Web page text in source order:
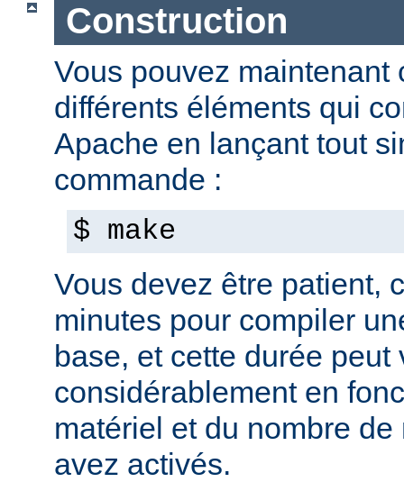
Construction
Vous pouvez maintenant
différents éléments qui
Apache en lançant tout
commande :
$ make
Vous devez être patient,
minutes pour compiler
base, et cette durée peut
considérablement en
matériel et du nombre
avez activés.